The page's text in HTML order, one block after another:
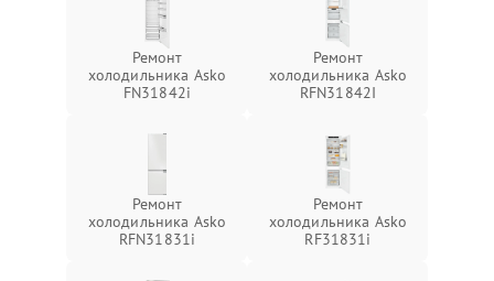
Ремонт
холодильника Asko
FN31842i
Ремонт
холодильника Asko
RFN31842I
Ремонт
холодильника Asko
RFN31831i
Ремонт
холодильника Asko
RF31831i